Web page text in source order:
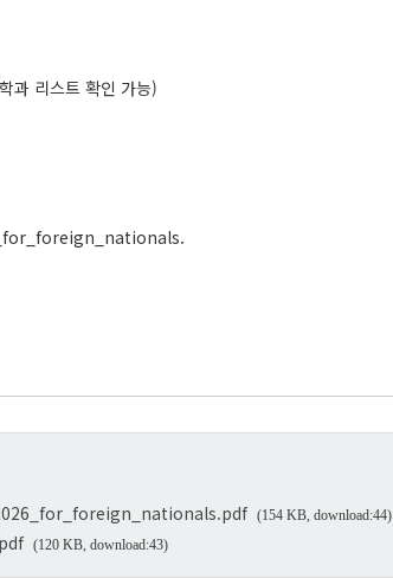
과 리스트 확인 가능)
(154 KB, download:44)
(120 KB, download:43)